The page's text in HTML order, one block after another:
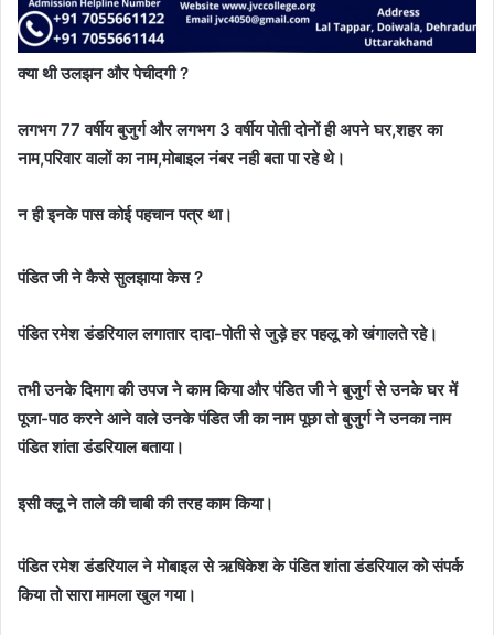
क्या थी उलझन और पेचीदगी ?
लगभग 77 वर्षीय बुजुर्ग और लगभग 3 वर्षीय पोती दोनों ही अपने घर,शहर का
नाम,परिवार वालों का नाम,मोबाइल नंबर नही बता पा रहे थे।
न ही इनके पास कोई पहचान पत्र था।
पंडित जी ने कैसे सुलझाया केस ?
पंडित रमेश डंडरियाल लगातार दादा-पोती से जुड़े हर पहलू को खंगालते रहे।
तभी उनके दिमाग की उपज ने काम किया और पंडित जी ने बुजुर्ग से उनके घर में
पूजा-पाठ करने आने वाले उनके पंडित जी का नाम पूछा तो बुजुर्ग ने उनका नाम
पंडित शांता डंडरियाल बताया।
इसी क्लू ने ताले की चाबी की तरह काम किया।
पंडित रमेश डंडरियाल ने मोबाइल से ऋषिकेश के पंडित शांता डंडरियाल को संपर्क
किया तो सारा मामला खुल गया।